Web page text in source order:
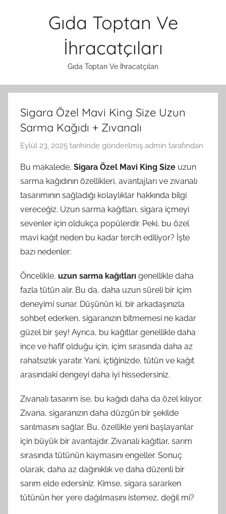
Gıda Toptan Ve
İhracatçıları
Gıda Toptan Ve İhracatçıları
Sigara Özel Mavi King Size Uzun
Sarma Kağıdı + Zıvanalı
Eylül 23, 2025 tarihinde gönderilmiş admin tarafından
Bu makalede, Sigara Özel Mavi King Size uzun
sarma kağıdının özellikleri, avantajları ve zıvanalı
tasarımının sağladığı kolaylıklar hakkında bilgi
vereceğiz. Uzun sarma kağıtları, sigara içmeyi
sevenler için oldukça popülerdir. Peki, bu özel
mavi kağıt neden bu kadar tercih ediliyor? İşte
bazı nedenler:
Öncelikle, uzun sarma kağıtları genellikle daha
fazla tütün alır. Bu da, daha uzun süreli bir içim
deneyimi sunar. Düşünün ki, bir arkadaşınızla
sohbet ederken, sigaranızın bitmemesi ne kadar
güzel bir şey! Ayrıca, bu kağıtlar genellikle daha
ince ve hafif olduğu için, içim sırasında daha az
rahatsızlık yaratır. Yani, içtiğinizde, tütün ve kağıt
arasındaki dengeyi daha iyi hissedersiniz.
Zıvanalı tasarım ise, bu kağıdı daha da özel kılıyor.
Zıvana, sigaranızın daha düzgün bir şekilde
sarılmasını sağlar. Bu, özellikle yeni başlayanlar
için büyük bir avantajdır. Zıvanalı kağıtlar, sarım
sırasında tütünün kaymasını engeller. Sonuç
olarak, daha az dağınıklık ve daha düzenli bir
sarım elde edersiniz. Kimse, sigara sararken
tütünün her yere dağılmasını istemez, değil mi?